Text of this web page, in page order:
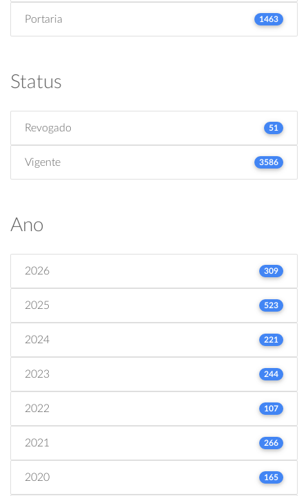
Portaria 1463
Status
Revogado 51
Vigente 3586
Ano
2026 309
2025 523
2024 221
2023 244
2022 107
2021 266
2020 165